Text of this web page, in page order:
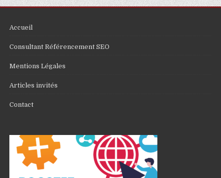
Accueil
Consultant Référencement SEO
Mentions Légales
Articles invités
Contact